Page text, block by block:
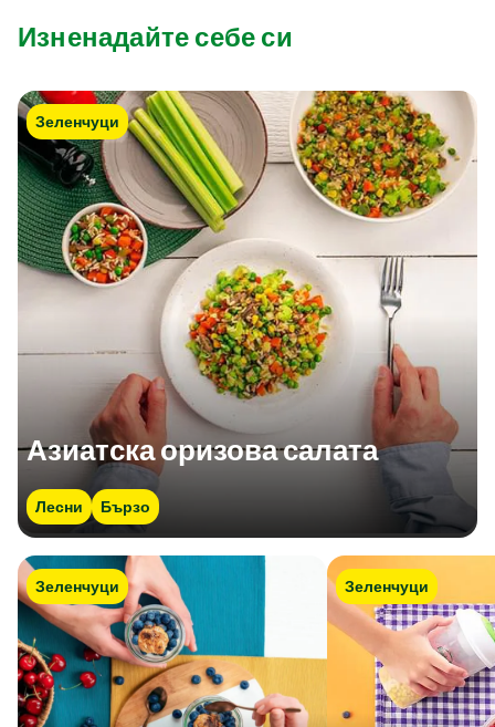
Изненадайте себе си
Зеленчуци
Азиатска оризова салата
Лесни Бързо
Зеленчуци Зеленчуци